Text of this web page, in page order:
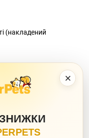
×
ЗНИЖКИ
(накладений
компанія-
сайті компанії-